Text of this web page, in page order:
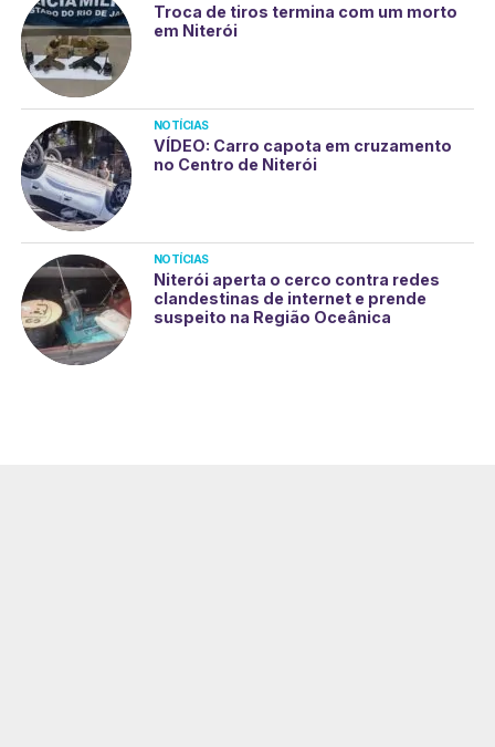
Troca de tiros termina com um morto
em Niterói
NOTÍCIAS
VÍDEO: Carro capota em cruzamento
no Centro de Niterói
NOTÍCIAS
Niterói aperta o cerco contra redes
clandestinas de internet e prende
suspeito na Região Oceânica